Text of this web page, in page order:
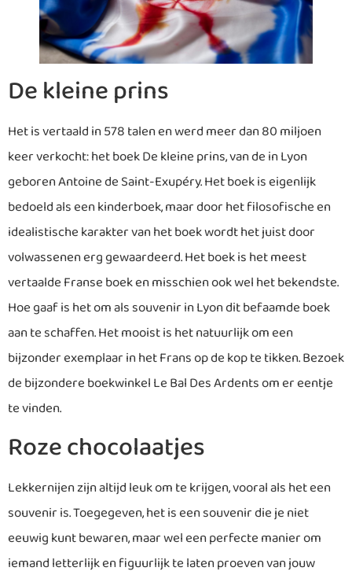
De kleine prins
Het is vertaald in 578 talen en werd meer dan 80 miljoen
keer verkocht: het boek De kleine prins, van de in Lyon
geboren Antoine de Saint-Exupéry. Het boek is eigenlijk
bedoeld als een kinderboek, maar door het filosofische en
idealistische karakter van het boek wordt het juist door
volwassenen erg gewaardeerd. Het boek is het meest
vertaalde Franse boek en misschien ook wel het bekendste.
Hoe gaaf is het om als souvenir in Lyon dit befaamde boek
aan te schaffen. Het mooist is het natuurlijk om een
bijzonder exemplaar in het Frans op de kop te tikken. Bezoek
de bijzondere boekwinkel Le Bal Des Ardents om er eentje
te vinden.
Roze chocolaatjes
Lekkernijen zijn altijd leuk om te krijgen, vooral als het een
souvenir is. Toegegeven, het is een souvenir die je niet
eeuwig kunt bewaren, maar wel een perfecte manier om
iemand letterlijk en figuurlijk te laten proeven van jouw